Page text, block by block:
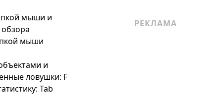
мыши и
мыши
и
ловушки: F
Tab